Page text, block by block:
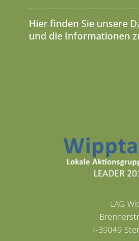
Hier finden Sie unsere
und die Informationen
LAG
I-39049